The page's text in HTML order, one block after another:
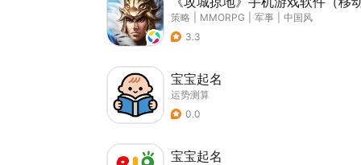
策略 MMORPG 军事
中国风
3.3
宝宝起名
运势测算
0.0
宝宝起名